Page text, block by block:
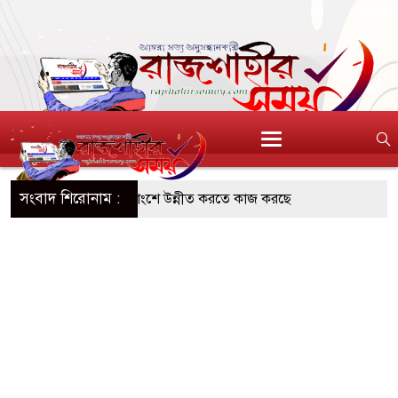
সংবাদ শিরোনাম :
অবদান ৬০ শতাংশে উন্নীত করতে কাজ করছে